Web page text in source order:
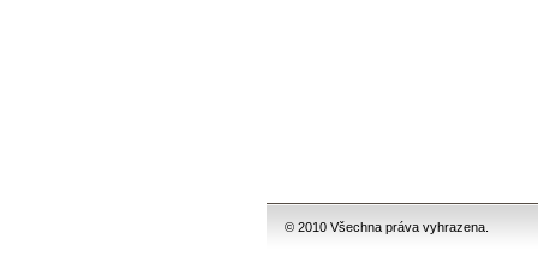
© 2010 Všechna práva vyhrazena.